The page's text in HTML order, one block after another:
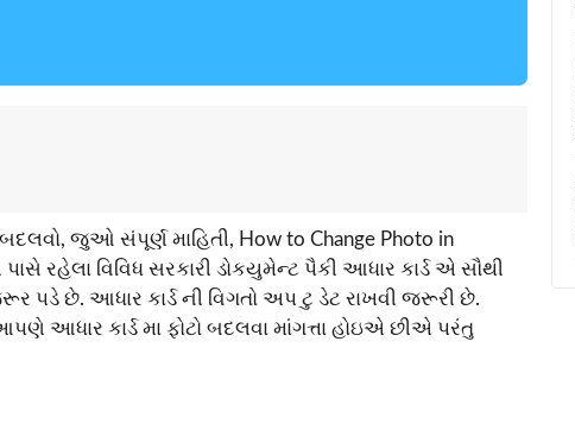
બદલવો, જુઓ સંપૂર્ણ માહિતી, How to Change Photo in
રહેલા વિવિધ સરકારી ડોકયુમેન્ટ પૈકી આધાર કાર્ડ એ સૌથી
છે. આધાર કાર્ડ ની વિગતો અપ ટુ ડેટ રાખવી જરૂરી છે.
આધાર કાર્ડ મા ફોટો બદલવા માંગત્તા હોઇએ છીએ પરંતુ